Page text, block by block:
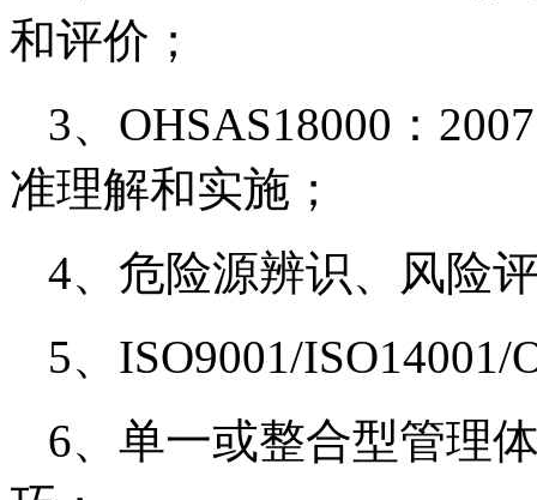
和评价；
3、OHSAS18000：
准理解和实施；
4、危险源辨识、风险
5、ISO9001/
6、单一或整合型管理